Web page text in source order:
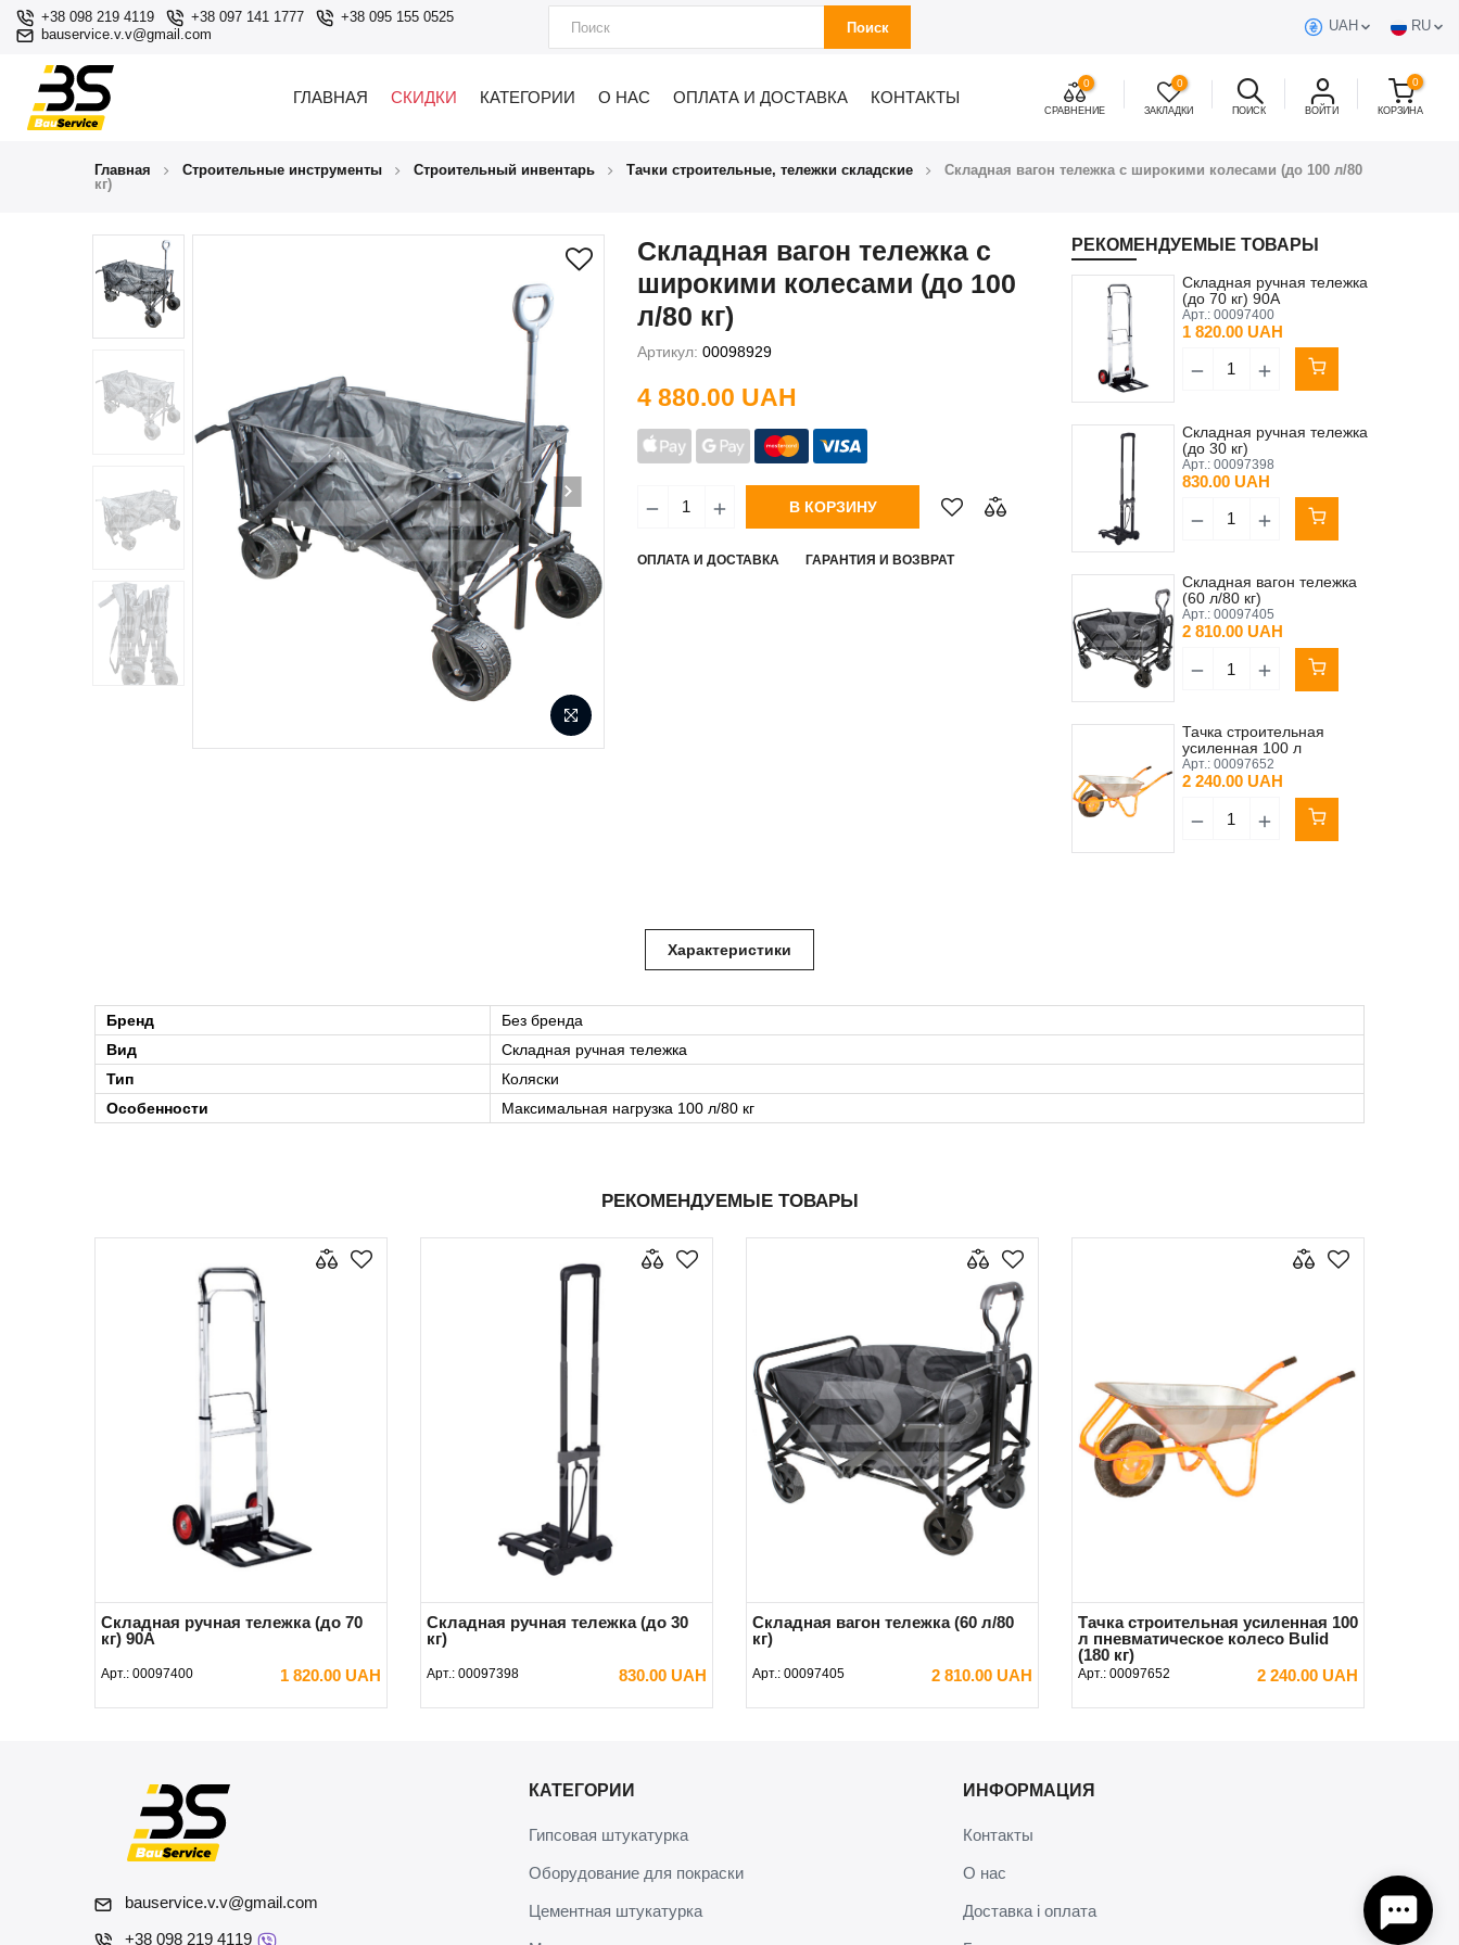
+38 098 219 4119 +38 097 141 1777
+38 095 155 0525
bauservice.v.v@gmail.com
Поиск UAH RU
ГЛАВНАЯ СКИДКИ КАТЕГОРИИ О НАС ОПЛАТА И ДОСТАВКА КОНТАКТЫ
0
СРАВНЕНИЕ
0
ЗАКЛАДКИ ПОИСК ВОЙТИ
0
КОРЗИНА
Главная Строительные инструменты Строительный инвентарь Тачки строительные, тележки складские
Складная вагон тележка с широкими колесами (до 100 л/80
кг)
Складная вагон тележка с
широкими колесами (до 100
л/80 кг)
Артикул: 00098929
4 880.00 UAH
В КОРЗИНУ
ОПЛАТА И ДОСТАВКА ГАРАНТИЯ И ВОЗВРАТ
РЕКОМЕНДУЕМЫЕ ТОВАРЫ
Складная ручная тележка
(до 70 кг) 90A
Арт.: 00097400
1 820.00 UAH
Складная ручная тележка
(до 30 кг)
Арт.: 00097398
830.00 UAH
Складная вагон тележка
(60 л/80 кг)
Арт.: 00097405
2 810.00 UAH
Тачка строительная
усиленная 100 л
пневматическое колесо
Bulid (180 кг)
Арт.: 00097652
2 240.00 UAH
Характеристики
Бренд
Без бренда
Вид
Складная ручная тележка
Тип
Коляски
Особенности
Максимальная нагрузка 100 л/80 кг
РЕКОМЕНДУЕМЫЕ ТОВАРЫ
Складная ручная тележка (до 70
кг) 90A
Арт.: 00097400 1 820.00 UAH
В КОРЗИНУ
Складная ручная тележка (до 30
кг)
Арт.: 00097398 830.00 UAH
В КОРЗИНУ
Складная вагон тележка (60 л/80
кг)
Арт.: 00097405 2 810.00 UAH
В КОРЗИНУ
Тачка строительная усиленная 100
л пневматическое колесо Bulid
(180 кг)
Арт.: 00097652 2 240.00 UAH
В КОРЗИНУ
bauservice.v.v@gmail.com
+38 098 219 4119
КАТЕГОРИИ
Гипсовая штукатурка
Оборудование для покраски
Цементная штукатурка
ИНФОРМАЦИЯ
Контакты
О нас
Доставка і оплата